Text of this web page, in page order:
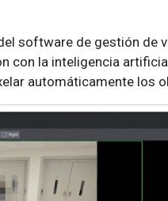
software de gestión de
con la inteligencia
automáticamente los